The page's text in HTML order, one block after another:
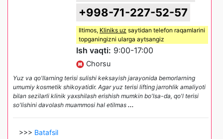
+998-71-227-52-57
Iltimos, Kliniks uz saytidan telefon raqamlarini
topganingizni ularga aytsangiz
Ish vaqti: 9:00-17:00
Chorsu
Yuz va qo'llarning terisi sulishi keksayish jarayonida bemorlarning
umumiy kosmetik shikoyatidir. Agar yuz terisi lifting jarrohlik amaliyoti
bilan sezilarli klinik yaxshilash erishish mumkin bo'lsa-da, qo'l terisi
so'lishini davolash muammosi hal etilmas ...
>>> Batafsil